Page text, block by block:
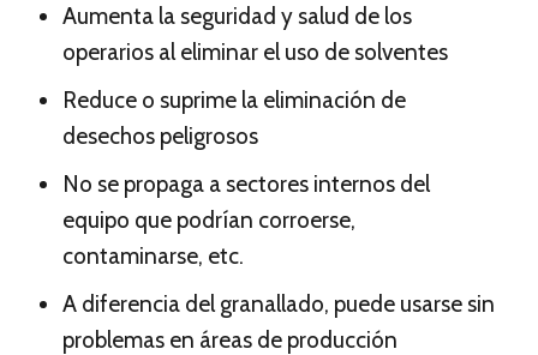
Aumenta la seguridad y salud de los
operarios al eliminar el uso de solventes
Reduce o suprime la eliminación de
desechos peligrosos
No se propaga a sectores internos del
equipo que podrían corroerse,
contaminarse, etc.
A diferencia del granallado, puede usarse sin
problemas en áreas de producción